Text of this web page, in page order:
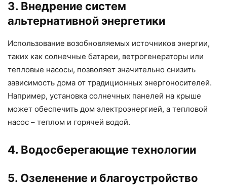
3. Внедрение систем
альтернативной энергетики
Использование возобновляемых источников энергии,
таких как солнечные батареи, ветрогенераторы или
тепловые насосы, позволяет значительно снизить
зависимость дома от традиционных энергоносителей.
Например, установка солнечных панелей на крыше
может обеспечить дом электроэнергией, а тепловой
насос – теплом и горячей водой.
4. Водосберегающие технологии
5. Озеленение и благоустройство